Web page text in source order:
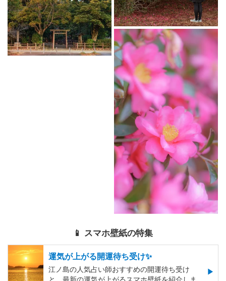
📱 スマホ壁紙の特集
運気が上がる開運待ち受け✨
江ノ島の人気占い師おすすめの開運待ち受け